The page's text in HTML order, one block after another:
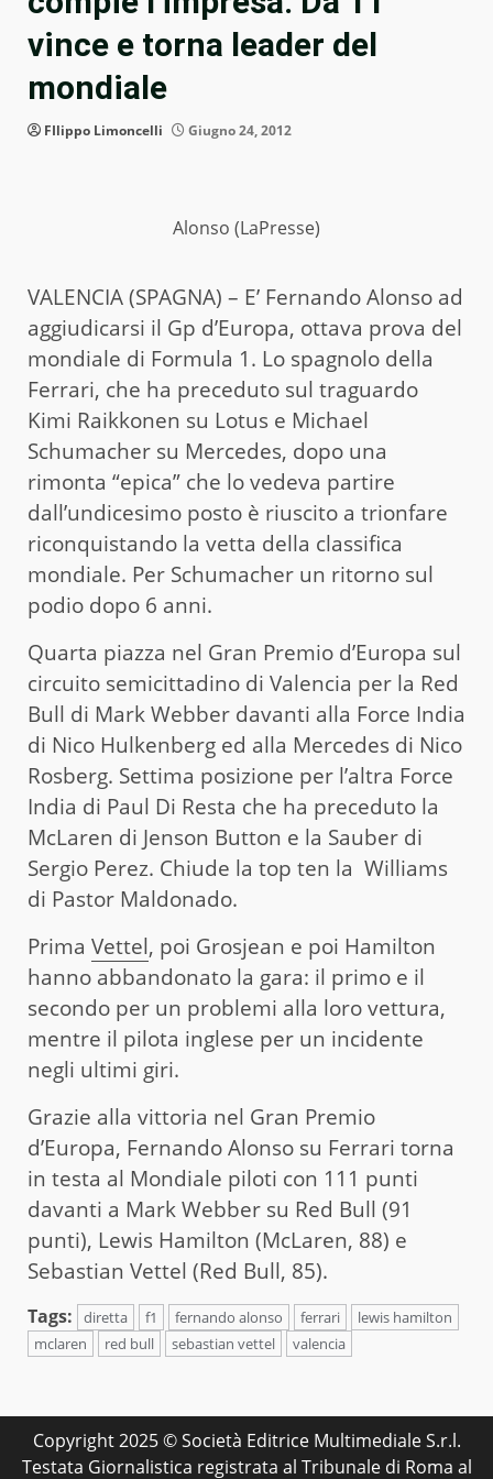
vince e torna leader del
mondiale
FIlippo Limoncelli Giugno 24, 2012
Alonso (LaPresse)
VALENCIA (SPAGNA) – E’ Fernando Alonso ad
aggiudicarsi il Gp d’Europa, ottava prova del
mondiale di Formula 1. Lo spagnolo della
Ferrari, che ha preceduto sul traguardo
Kimi Raikkonen su Lotus e Michael
Schumacher su Mercedes, dopo una
rimonta “epica” che lo vedeva partire
dall’undicesimo posto è riuscito a trionfare
riconquistando la vetta della classifica
mondiale. Per Schumacher un ritorno sul
podio dopo 6 anni.
Quarta piazza nel Gran Premio d’Europa sul
circuito semicittadino di Valencia per la Red
Bull di Mark Webber davanti alla Force India
di Nico Hulkenberg ed alla Mercedes di Nico
Rosberg. Settima posizione per l’altra Force
India di Paul Di Resta che ha preceduto la
McLaren di Jenson Button e la Sauber di
Sergio Perez. Chiude la top ten la Williams
di Pastor Maldonado.
Prima Vettel, poi Grosjean e poi Hamilton
hanno abbandonato la gara: il primo e il
secondo per un problemi alla loro vettura,
mentre il pilota inglese per un incidente
negli ultimi giri.
Grazie alla vittoria nel Gran Premio
d’Europa, Fernando Alonso su Ferrari torna
in testa al Mondiale piloti con 111 punti
davanti a Mark Webber su Red Bull (91
punti), Lewis Hamilton (McLaren, 88) e
Sebastian Vettel (Red Bull, 85).
Tags: diretta f1 fernando alonso ferrari
lewis hamilton
mclaren
red bull sebastian vettel valencia
Copyright 2025 © Società Editrice Multimediale S.r.l.
Testata Giornalistica registrata al Tribunale di Roma al